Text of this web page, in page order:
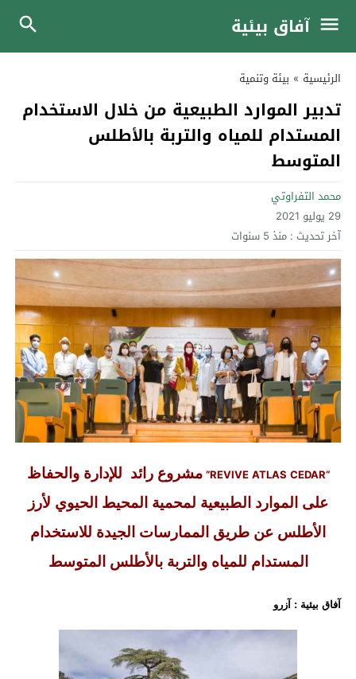
آفاق بيئية
الرئيسية » بيئة وتنمية
تدبير الموارد الطبيعية من خلال الاستخدام
المستدام للمياه والتربة بالأطلس
المتوسط
محمد التفراوتي
29 يوليو 2021
آخر تحديث : منذ 5 سنوات
“REVIVE ATLAS CEDAR” مشروع رائد للإدارة والحفاظ
على الموارد الطبيعية لمحمية المحيط الحيوي لأرز
الأطلس عن طريق الممارسات الجيدة للاستخدام
المستدام للمياه والتربة بالأطلس المتوسط
آفاق بيئية : آزرو